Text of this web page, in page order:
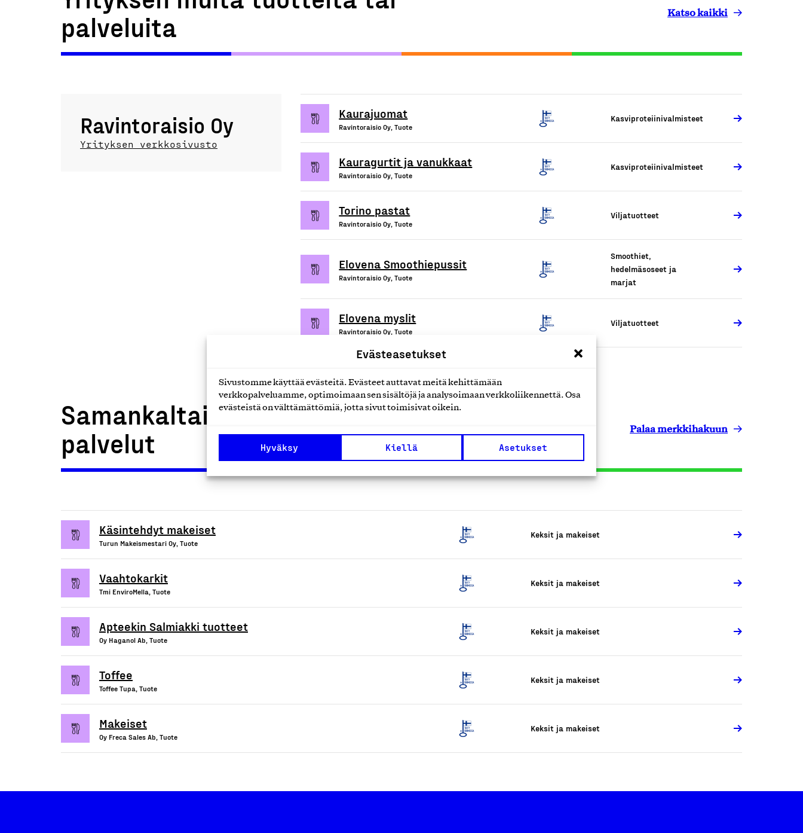
Evästeasetukset
Sivustomme käyttää evästeitä. Evästeet auttavat meitä kehittämään
verkkopalveluamme, optimoimaan sen sisältöjä ja analysoimaan verkkoliikennettä. Osa
evästeistä on välttämättömiä, jotta sivut toimisivat oikein.
Hyväksy Kiellä Asetukset
palveluita
Katso kaikki
Ravintoraisio Oy
Yrityksen verkkosivusto
Kaurajuomat
Ravintoraisio Oy, Tuote
Kasviproteiinivalmisteet
Kauragurtit ja vanukkaat
Ravintoraisio Oy, Tuote
Kasviproteiinivalmisteet
Torino pastat
Ravintoraisio Oy, Tuote
Viljatuotteet
Elovena Smoothiepussit
Ravintoraisio Oy, Tuote
Smoothiet,
hedelmäsoseet ja
marjat
Elovena myslit
Ravintoraisio Oy, Tuote
Viljatuotteet
Samankaltaiset tuotteet tai
palvelut
Palaa merkkihakuun
Käsintehdyt makeiset
Turun Makeismestari Oy, Tuote
Keksit ja makeiset
Vaahtokarkit
Tmi EnviroMella, Tuote
Keksit ja makeiset
Apteekin Salmiakki tuotteet
Oy Haganol Ab, Tuote
Keksit ja makeiset
Toffee
Toffee Tupa, Tuote
Keksit ja makeiset
Makeiset
Oy Freca Sales Ab, Tuote
Keksit ja makeiset